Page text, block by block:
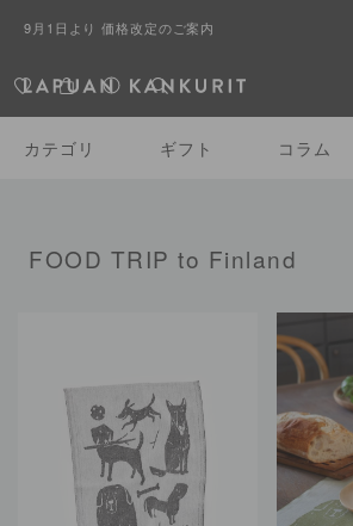
9月1日より 価格改定のご案内
カテゴリ ギフト コラム
FOOD TRIP to Finland